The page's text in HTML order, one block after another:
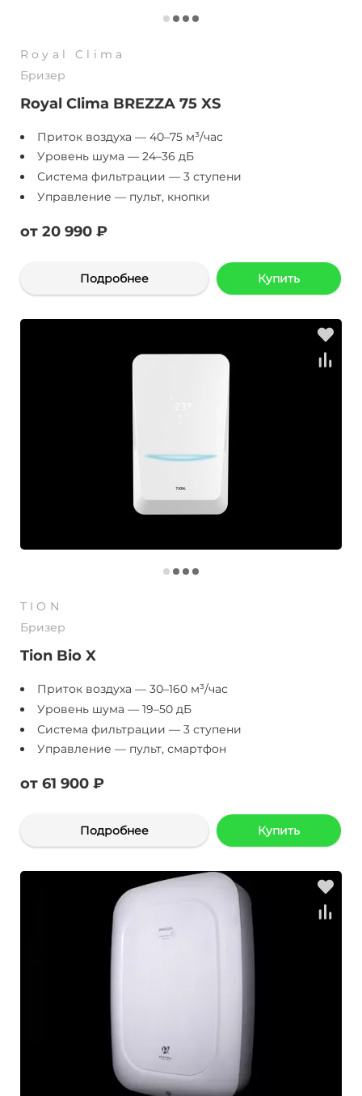
Royal Clima
Бризер
Royal Clima BREZZA 75 XS
Приток воздуха — 40–75 м³/час
Уровень шума — 24–36 дБ
Система фильтрации — 3 ступени
Управление — пульт, кнопки
от 20 990 ₽
Подробнее Купить
TION
Бризер
Tion Bio X
Приток воздуха — 30–160 м³/час
Уровень шума — 19–50 дБ
Система фильтрации — 3 ступени
Управление — пульт, смартфон
от 61 900 ₽
Подробнее Купить